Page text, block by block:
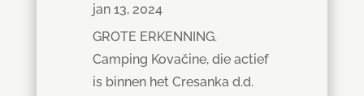
jan 13, 2024
GROTE ERKENNING.
Camping Kovačine, die actief
is binnen het Cresanka d.d.